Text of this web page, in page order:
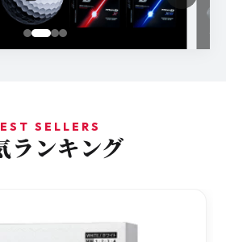
SELLERS
ランキング